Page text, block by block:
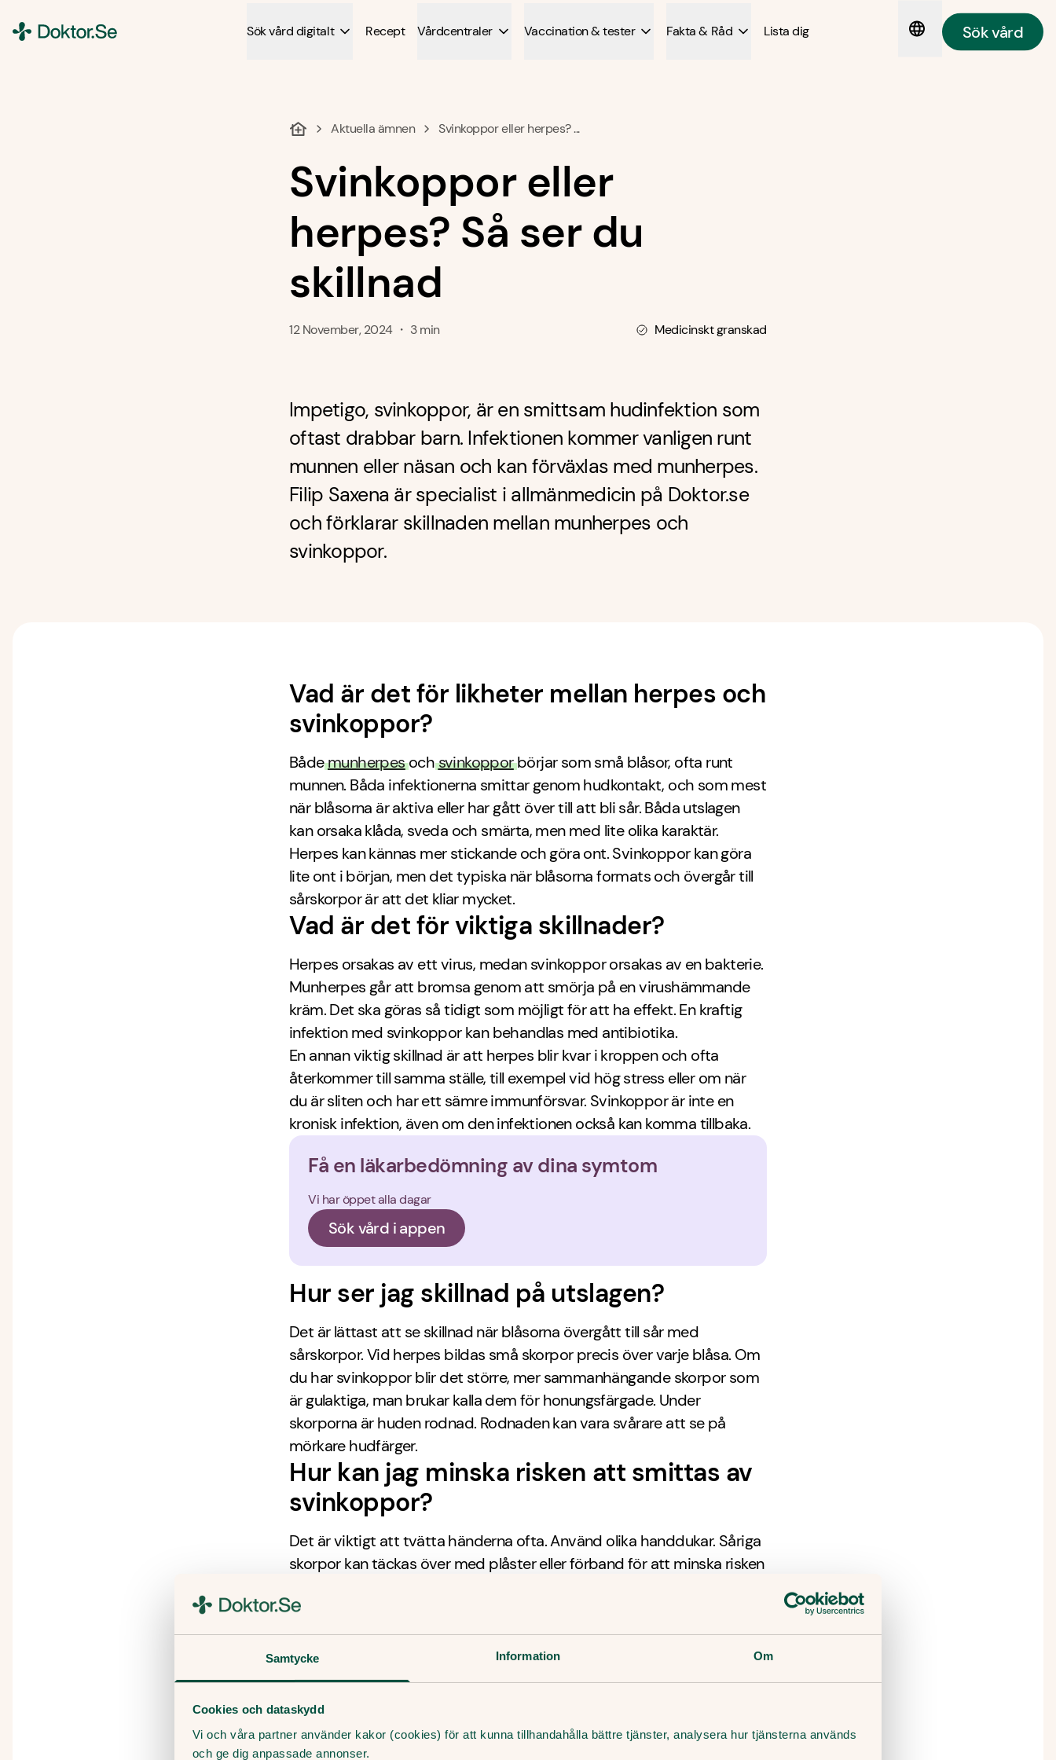
Samtycke Information Om
Cookies och dataskydd
Vi och våra partner använder kakor (cookies) för att kunna tillhandahålla bättre tjänster, analysera hur tjänsterna används
och ge dig anpassade annonser.
Sök vård digitalt Recept Vårdcentraler Vaccination & tester Fakta & Råd Lista dig Sök vård
Aktuella ämnen Svinkoppor eller herpes? ...
Svinkoppor eller
herpes? Så ser du
skillnad
12 November, 2024 ・ 3 min Medicinskt granskad
Impetigo, svinkoppor, är en smittsam hudinfektion som
oftast drabbar barn. Infektionen kommer vanligen runt
munnen eller näsan och kan förväxlas med munherpes.
Filip Saxena är specialist i allmänmedicin på Doktor.se
och förklarar skillnaden mellan munherpes och
svinkoppor.
Vad är det för likheter mellan herpes och
svinkoppor?
Bådemunherpesochsvinkopporbörjar som små blåsor, ofta runt
munnen. Båda infektionerna smittar genom hudkontakt, och som mest
när blåsorna är aktiva eller har gått över till att bli sår. Båda utslagen
kan orsaka klåda, sveda och smärta, men med lite olika karaktär.
Herpes kan kännas mer stickande och göra ont. Svinkoppor kan göra
lite ont i början, men det typiska när blåsorna formats och övergår till
sårskorpor är att det kliar mycket.
Vad är det för viktiga skillnader?
Herpes orsakas av ett virus, medan svinkoppor orsakas av en bakterie.
Munherpes går att bromsa genom att smörja på en virushämmande
kräm. Det ska göras så tidigt som möjligt för att ha effekt. En kraftig
infektion med svinkoppor kan behandlas med antibiotika.
En annan viktig skillnad är att herpes blir kvar i kroppen och ofta
återkommer till samma ställe, till exempel vid hög stress eller om när
du är sliten och har ett sämre immunförsvar. Svinkoppor är inte en
kronisk infektion, även om den infektionen också kan komma tillbaka.
Få en läkarbedömning av dina symtom
Vi har öppet alla dagar
Sök vård i appen
Hur ser jag skillnad på utslagen?
Det är lättast att se skillnad när blåsorna övergått till sår med
sårskorpor. Vid herpes bildas små skorpor precis över varje blåsa. Om
du har svinkoppor blir det större, mer sammanhängande skorpor som
är gulaktiga, man brukar kalla dem för honungsfärgade. Under
skorporna är huden rodnad. Rodnaden kan vara svårare att se på
mörkare hudfärger.
Hur kan jag minska risken att smittas av
svinkoppor?
Det är viktigt att tvätta händerna ofta. Använd olika handdukar. Såriga
skorpor kan täckas över med plåster eller förband för att minska risken
När bör jag söka vård för svinkoppor?
Om du eller ditt barn får utslag som sprider sig över stora områden
förhindra att infektionen sprids och för att påskynda
läkningsprocessen. Du kan vända dig till oss på Doktor.se för att få